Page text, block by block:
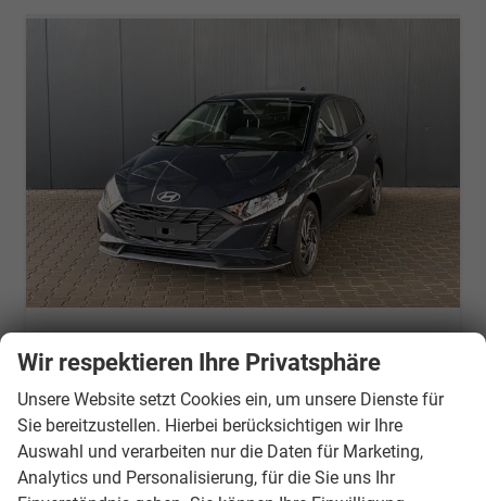
Fahrzeugnr. 3330490 Getriebe Schaltgetriebe
Kraftstoff Benzin Außenfarbe Aurora Gray
Leistung 58 kW (79 PS) Kilometerstand 15 km
Wir respektieren Ihre Privatsphäre
Unsere Website setzt Cookies ein, um unsere Dienste für
Sie bereitzustellen. Hierbei berücksichtigen wir Ihre
Auswahl und verarbeiten nur die Daten für Marketing,
Analytics und Personalisierung, für die Sie uns Ihr